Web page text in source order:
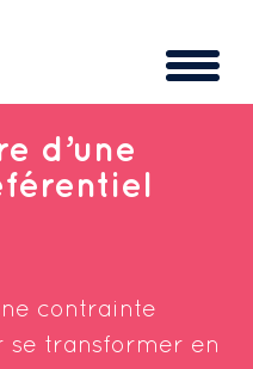
d’une
contrainte
transformer en